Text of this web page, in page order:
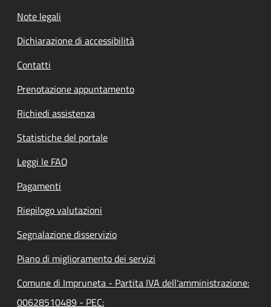
Note legali
Dichiarazione di accessibilità
Contatti
Prenotazione appuntamento
Richiedi assistenza
Statistiche del portale
Leggi le FAQ
Pagamenti
Riepilogo valutazioni
Segnalazione disservizio
Piano di miglioramento dei servizi
Comune di Impruneta - Partita IVA dell'amministrazione:
00628510489 - PEC: